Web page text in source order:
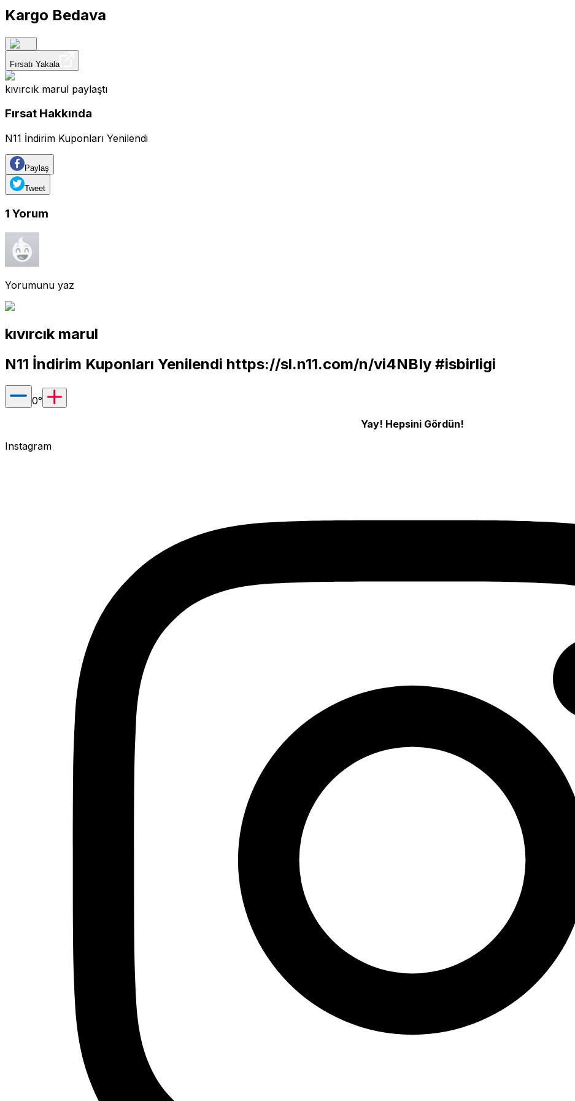
Kargo Bedava
Fırsatı Yakala
kıvırcık marul paylaştı
Fırsat Hakkında
N11 İndirim Kuponları Yenilendi
Paylaş
Tweet
1 Yorum
Yorumunu yaz
kıvırcık marul
N11 İndirim Kuponları Yenilendi https://sl.n11.com/n/vi4NBIy #isbirligi
0°
Yay! Hepsini Gördün!
Instagram